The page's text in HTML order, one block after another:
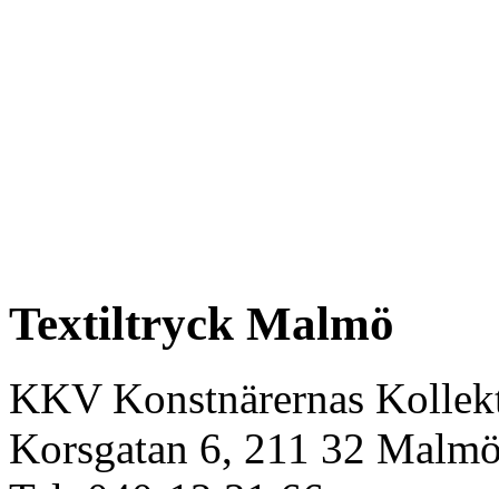
Textiltryck Malmö
KKV Konstnärernas
Korsgatan 6, 211 32